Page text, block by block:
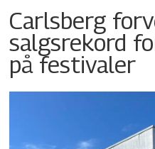
Carlsberg
salgsrekord
på festivaler